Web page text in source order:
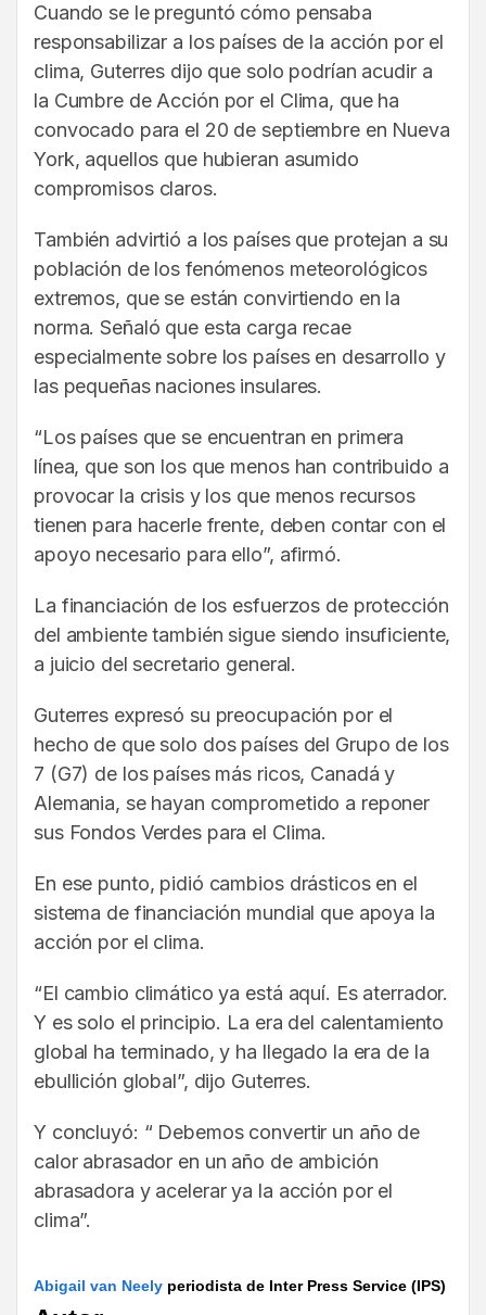
Cuando se le preguntó cómo pensaba
responsabilizar a los países de la acción por el
clima, Guterres dijo que solo podrían acudir a
la Cumbre de Acción por el Clima, que ha
convocado para el 20 de septiembre en Nueva
York, aquellos que hubieran asumido
compromisos claros.
También advirtió a los países que protejan a su
población de los fenómenos meteorológicos
extremos, que se están convirtiendo en la
norma. Señaló que esta carga recae
especialmente sobre los países en desarrollo y
las pequeñas naciones insulares.
“Los países que se encuentran en primera
línea, que son los que menos han contribuido a
provocar la crisis y los que menos recursos
tienen para hacerle frente, deben contar con el
apoyo necesario para ello”, afirmó.
La financiación de los esfuerzos de protección
del ambiente también sigue siendo insuficiente,
a juicio del secretario general.
Guterres expresó su preocupación por el
hecho de que solo dos países del Grupo de los
7 (G7) de los países más ricos, Canadá y
Alemania, se hayan comprometido a reponer
sus Fondos Verdes para el Clima.
En ese punto, pidió cambios drásticos en el
sistema de financiación mundial que apoya la
acción por el clima.
“El cambio climático ya está aquí. Es aterrador.
Y es solo el principio. La era del calentamiento
global ha terminado, y ha llegado la era de la
ebullición global”, dijo Guterres.
Y concluyó: “ Debemos convertir un año de
calor abrasador en un año de ambición
abrasadora y acelerar ya la acción por el
clima”.
Abigail van Neely periodista de Inter Press Service (IPS)